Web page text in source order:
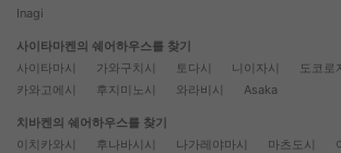
Inagi
사이타마켄의 쉐어하우스를 찾기
사이타마시
가와구치시 토다시 니이자시 도코로
카와고에시
후지미노시 와라비시 Asaka
치바켄의 쉐어하우스를 찾기
이치카와시
후나바시시 나가레야마시 마츠도시